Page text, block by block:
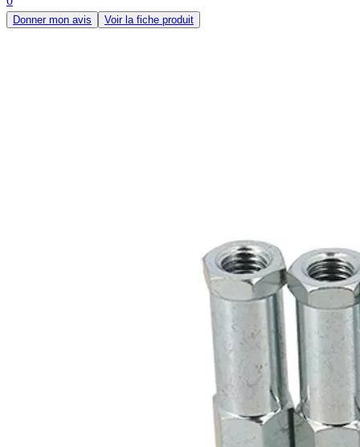
Donner mon avis Voir la fiche produit